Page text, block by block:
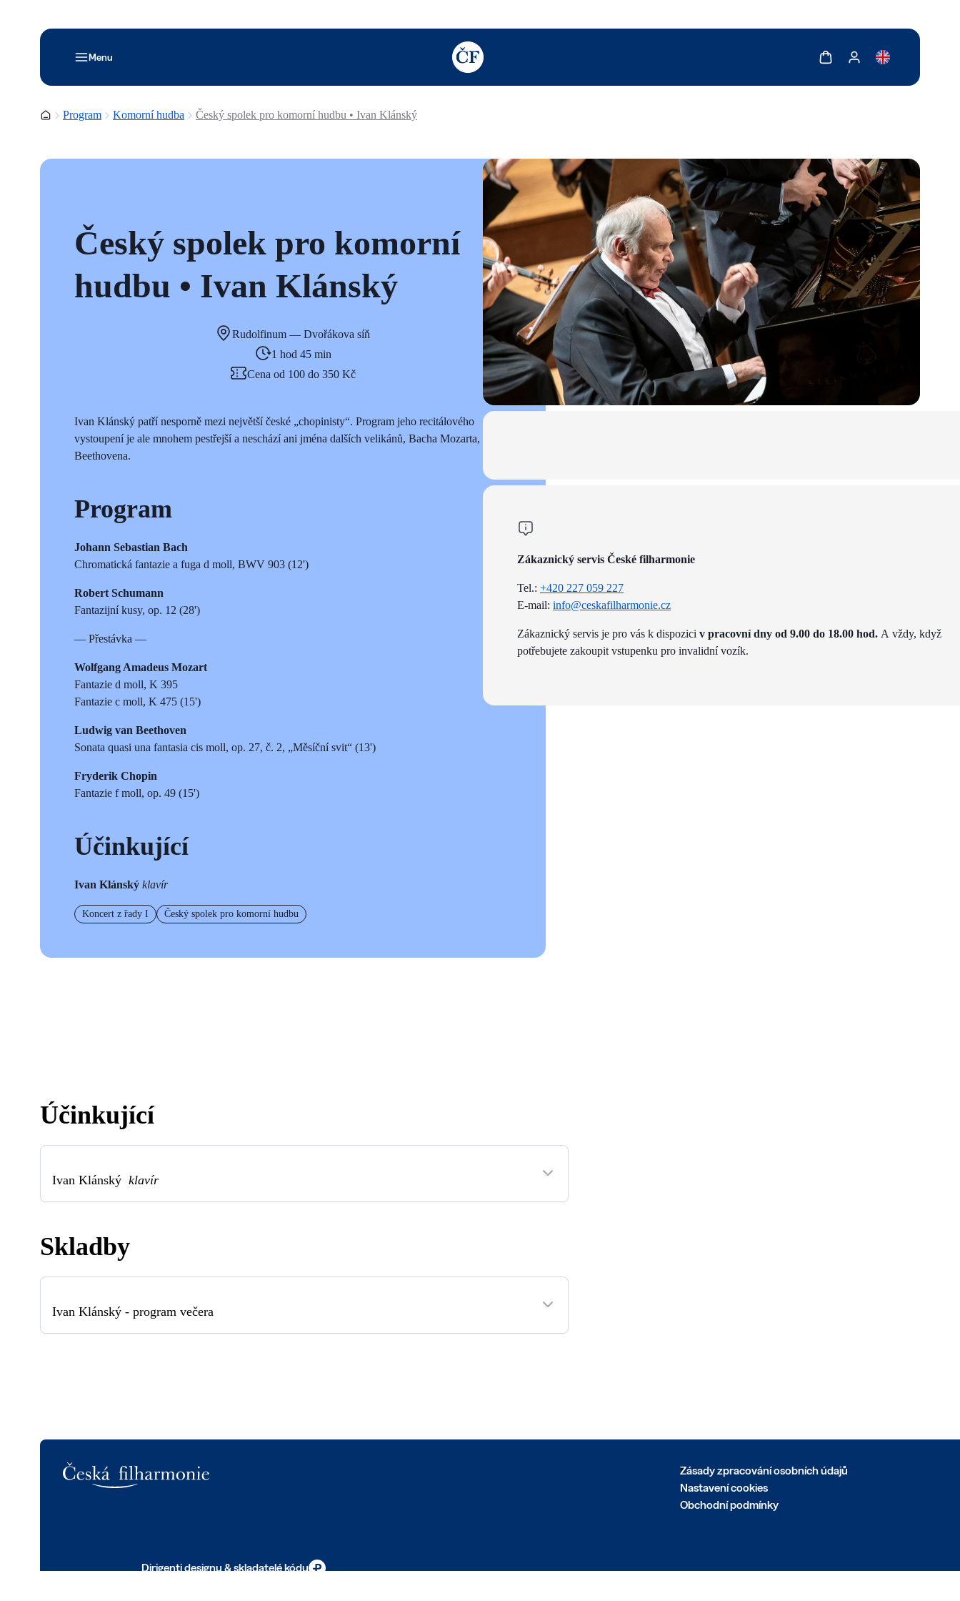
Menu
TODO: Add description for reader
Zobrazit košíkZobrazit můj účet
Domovská stránka
Program Komorní hudba Český spolek pro komorní hudbu • Ivan Klánský
Český spolek pro komorní
hudbu • Ivan Klánský
Rudolfinum — Dvořákova síň
1 hod 45 min
Cena od 100 do 350 Kč
Ivan Klánský patří nesporně mezi největší české „chopinisty“. Program jeho recitálového
vystoupení je ale mnohem pestřejší a neschází ani jména dalších velikánů, Bacha Mozarta, či
Beethovena.
Program
Johann Sebastian Bach
Chromatická fantazie a fuga d moll, BWV 903 (12')
Robert Schumann
Fantazijní kusy, op. 12 (28')
— Přestávka —
Wolfgang Amadeus Mozart
Fantazie d moll, K 395
Fantazie c moll, K 475 (15')
Ludwig van Beethoven
Sonata quasi una fantasia cis moll, op. 27, č. 2, „Měsíční svit“ (13')
Fryderik Chopin
Fantazie f moll, op. 49 (15')
Účinkující
Ivan Klánský klavír
Koncert z řady I Český spolek pro komorní hudbu
Zákaznický servis České filharmonie
Tel.: +420 227 059 227
E-mail: info@ceskafilharmonie.cz
Zákaznický servis je pro vás k dispozici v pracovní dny od 9.00 do 18.00 hod. A vždy, když
potřebujete zakoupit vstupenku pro invalidní vozík.
Účinkující
Ivan Klánský klavír
Skladby
Ivan Klánský - program večera
Zásady zpracování osobních údajů
Nastavení cookies
Obchodní podmínky
Dirigenti designu & skladatelé kódu